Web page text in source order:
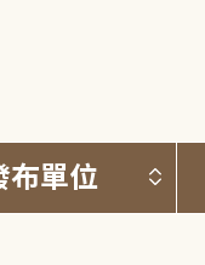
序 (升降冪)
布單位 按